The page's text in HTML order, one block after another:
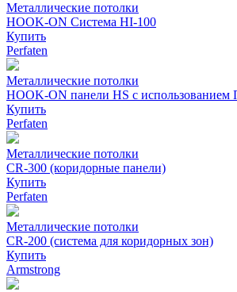
Металлические потолки
HOOK-ON Cистема HI-100
Купить
Perfaten
Металлические потолки
HOOK-ON панели HS с
Купить
Perfaten
Металлические потолки
CR-300 (коридорные панели)
Купить
Perfaten
Металлические потолки
CR-200 (система для коридорных зон)
Купить
Armstrong